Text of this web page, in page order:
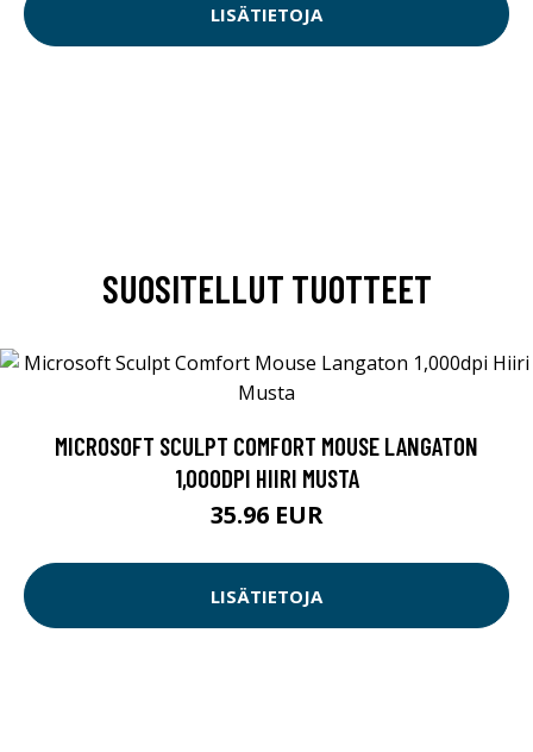
LISÄTIETOJA
SUOSITELLUT TUOTTEET
MICROSOFT SCULPT COMFORT MOUSE LANGATON
1,000DPI HIIRI MUSTA
35.96 EUR
LISÄTIETOJA